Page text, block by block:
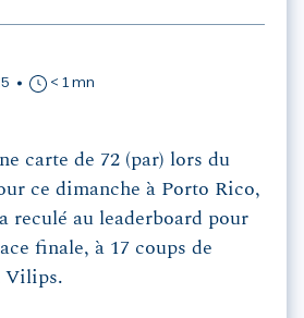
< 1 mn
carte de 72 (par) lors du
ce dimanche à Porto Rico,
reculé au leaderboard pour
finale, à 17 coups de
Vilips.